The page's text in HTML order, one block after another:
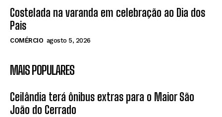
Costelada na varanda em celebração ao Dia dos
Pais
COMÉRCIO agosto 5, 2026
MAIS POPULARES
Ceilândia terá ônibus extras para o Maior São
João do Cerrado